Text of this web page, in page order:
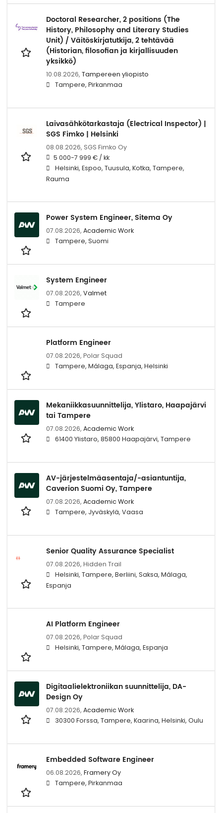
Doctoral Researcher, 2 positions (The
History, Philosophy and Literary Studies
Unit) / Väitöskirjatutkija, 2 tehtävää
(Historian, filosofian ja kirjallisuuden
yksikkö)
10.08.2026, Tampereen yliopisto
Tampere, Pirkanmaa
Laivasähkötarkastaja (Electrical Inspector) |
SGS Fimko | Helsinki
08.08.2026, SGS Fimko Oy
5 000-7 999 € / kk
Helsinki, Espoo, Tuusula, Kotka, Tampere,
Rauma
Power System Engineer, Sitema Oy
07.08.2026, Academic Work
Tampere, Suomi
System Engineer
07.08.2026, Valmet
Tampere
Platform Engineer
07.08.2026, Polar Squad
Tampere, Málaga, Espanja, Helsinki
Mekaniikkasuunnittelija, Ylistaro, Haapajärvi
tai Tampere
07.08.2026, Academic Work
61400 Ylistaro, 85800 Haapajärvi, Tampere
AV-järjestelmäasentaja/-asiantuntija,
Caverion Suomi Oy, Tampere
07.08.2026, Academic Work
Tampere, Jyväskylä, Vaasa
Senior Quality Assurance Specialist
07.08.2026, Hidden Trail
Helsinki, Tampere, Berliini, Saksa, Málaga,
Espanja
AI Platform Engineer
07.08.2026, Polar Squad
Helsinki, Tampere, Málaga, Espanja
Digitaalielektroniikan suunnittelija, DA-
Design Oy
07.08.2026, Academic Work
30300 Forssa, Tampere, Kaarina, Helsinki, Oulu
Embedded Software Engineer
06.08.2026, Framery Oy
Tampere, Pirkanmaa